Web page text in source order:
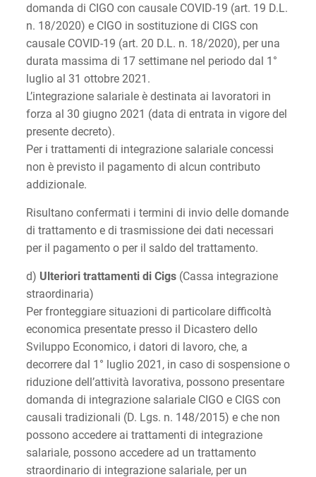
domanda di CIGO con causale COVID-19 (art. 19 D.L.
n. 18/2020) e CIGO in sostituzione di CIGS con
causale COVID-19 (art. 20 D.L. n. 18/2020), per una
durata massima di 17 settimane nel periodo dal 1°
luglio al 31 ottobre 2021.
L’integrazione salariale è destinata ai lavoratori in
forza al 30 giugno 2021 (data di entrata in vigore del
presente decreto).
Per i trattamenti di integrazione salariale concessi
non è previsto il pagamento di alcun contributo
addizionale.
Risultano confermati i termini di invio delle domande
di trattamento e di trasmissione dei dati necessari
per il pagamento o per il saldo del trattamento.
d) Ulteriori trattamenti di Cigs(Cassa integrazione
straordinaria)
Per fronteggiare situazioni di particolare difficoltà
economica presentate presso il Dicastero dello
Sviluppo Economico, i datori di lavoro, che, a
decorrere dal 1° luglio 2021, in caso di sospensione o
riduzione dell’attività lavorativa, possono presentare
domanda di integrazione salariale CIGO e CIGS con
causali tradizionali (D. Lgs. n. 148/2015) e che non
possono accedere ai trattamenti di integrazione
salariale, possono accedere ad un trattamento
straordinario di integrazione salariale, per un